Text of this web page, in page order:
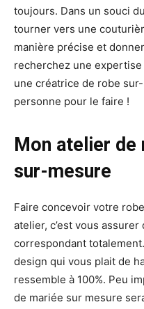
toujours. Dans un souci
tourner vers une
manière précise et
recherchez une
une créatrice de robe
personne pour le faire !
Mon atelier de
sur-mesure
Faire concevoir votre
atelier, c’est vous assurer
correspondant
design qui vous plait de
ressemble à 100%. Peu
de mariée sur mesure